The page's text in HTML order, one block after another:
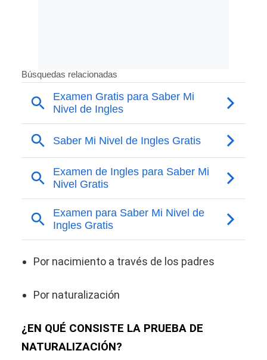
Por nacimiento a través de los padres
Por naturalización
¿EN QUÉ CONSISTE LA PRUEBA DE
NATURALIZACIÓN?